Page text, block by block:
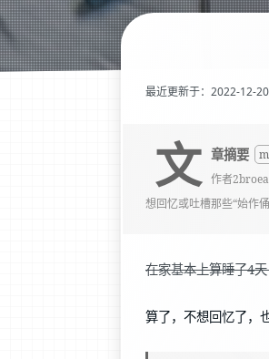
最近更新于：2022-12-
文 章摘要
作者
想回忆或吐槽那些“始作
在家基本上算睡了4
算了，不想回忆了，